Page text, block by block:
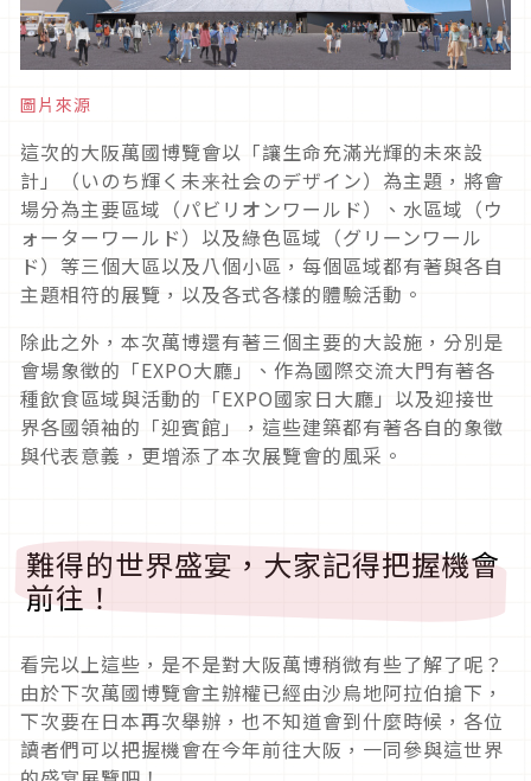
圖片來源
這次的大阪萬國博覽會以「讓生命充滿光輝的未來設
計」（いのち輝く未来社会のデザイン）為主題，將會
場分為主要區域（パビリオンワールド）、水區域（ウ
ォーターワールド）以及綠色區域（グリーンワール
ド）等三個大區以及八個小區，每個區域都有著與各自
主題相符的展覽，以及各式各樣的體驗活動。
除此之外，本次萬博還有著三個主要的大設施，分別是
會場象徵的「EXPO大廳」、作為國際交流大門有著各
種飲食區域與活動的「EXPO國家日大廳」以及迎接世
界各國領袖的「迎賓館」，這些建築都有著各自的象徵
與代表意義，更增添了本次展覽會的風采。
難得的世界盛宴，大家記得把握機會
前往！
看完以上這些，是不是對大阪萬博稍微有些了解了呢？
由於下次萬國博覽會主辦權已經由沙烏地阿拉伯搶下，
下次要在日本再次舉辦，也不知道會到什麼時候，各位
讀者們可以把握機會在今年前往大阪，一同參與這世界